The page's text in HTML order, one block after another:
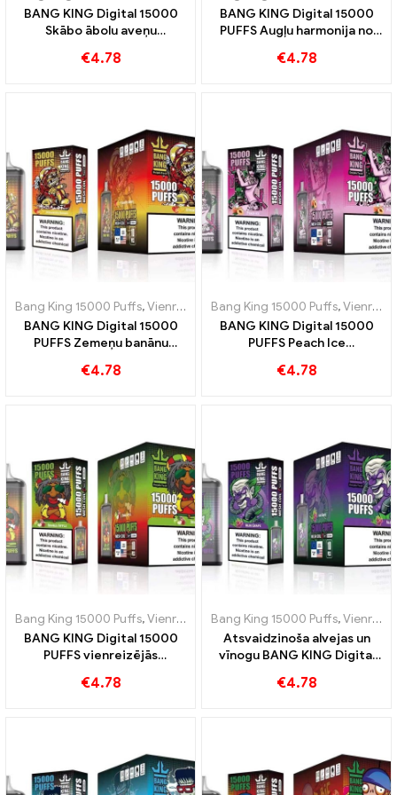
BANG KING Digital 15000
Skābo ābolu aveņu
cigaretes pūšņi 15000
€4.78
BANG KING Digital 15000
PUFFS Augļu harmonija no
€4.78
Bang King 15000 Puffs,Vienreizējās lietošanas e-cigaretes Zviedrija
BANG KING Digital 15000
PUFFS Zemeņu banānu
€4.78
Bang King 15000 Puffs,Vienreizējās lietošanas e-cigaretes Zviedrija
BANG KING Digital 15000
PUFFS Peach Ice
cigarete
€4.78
Bang King 15000 Puffs,Vienreizējās lietošanas e-cigaretes Zviedrija
BANG KING Digital 15000
PUFFS vienreizējās
Garšīgs sarkano un zaļo
€4.78
Bang King 15000 Puffs,Vienreizējās lietošanas e-cigaretes Zviedrija
Atsvaidzinoša alvejas un
vīnogu BANG KING Digital
vienreizējās lietošanas e-
€4.78